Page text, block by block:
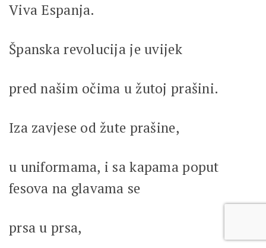
Viva Espanja.
Španska revolucija je uvijek
pred našim očima u žutoj prašini.
Iza zavjese od žute prašine,
u uniformama, i sa kapama poput
fesova na glavama se
prsa u prsa,